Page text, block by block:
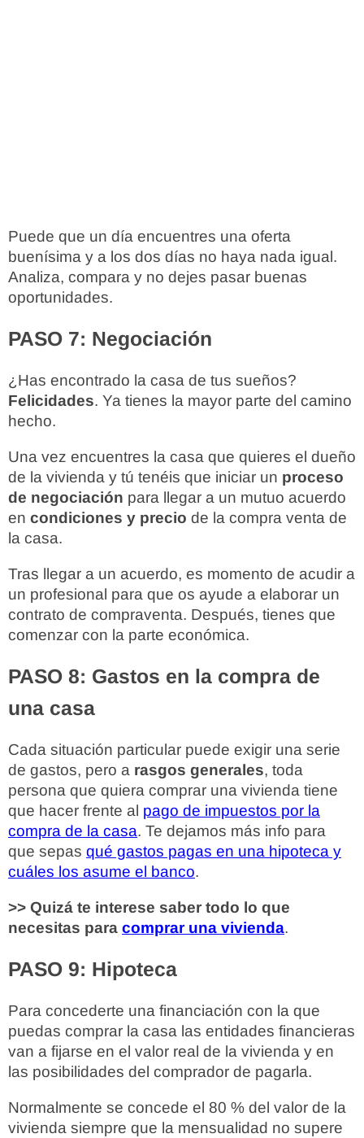
Puede que un día encuentres una oferta
buenísima y a los dos días no haya nada igual.
Analiza, compara y no dejes pasar buenas
oportunidades.
PASO 7: Negociación
¿Has encontrado la casa de tus sueños?
Felicidades. Ya tienes la mayor parte del camino
hecho.
Una vez encuentres la casa que quieres el dueño
de la vivienda y tú tenéis que iniciar un proceso
de negociación para llegar a un mutuo acuerdo
en condiciones y precio de la compra venta de
la casa.
Tras llegar a un acuerdo, es momento de acudir a
un profesional para que os ayude a elaborar un
contrato de compraventa. Después, tienes que
comenzar con la parte económica.
PASO 8: Gastos en la compra de
una casa
Cada situación particular puede exigir una serie
de gastos, pero a rasgos generales, toda
persona que quiera comprar una vivienda tiene
que hacer frente al pago de impuestos por la
compra de la casa. Te dejamos más info para
que sepas qué gastos pagas en una hipoteca y
cuáles los asume el banco.
>> Quizá te interese saber todo lo que
necesitas para comprar una vivienda.
PASO 9: Hipoteca
Para concederte una financiación con la que
puedas comprar la casa las entidades financieras
van a fijarse en el valor real de la vivienda y en
las posibilidades del comprador de pagarla.
Normalmente se concede el 80 % del valor de la
vivienda siempre que la mensualidad no supere